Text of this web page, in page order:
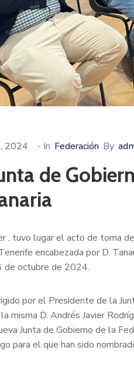
2024 - In Federación By
de
, tuvo lugar el acto de toma
encabezada por D.
de octubre de 2024.
por el Presidente de la
misma D. Andrés Javier
Junta de Gobierno de la
para el que han sido